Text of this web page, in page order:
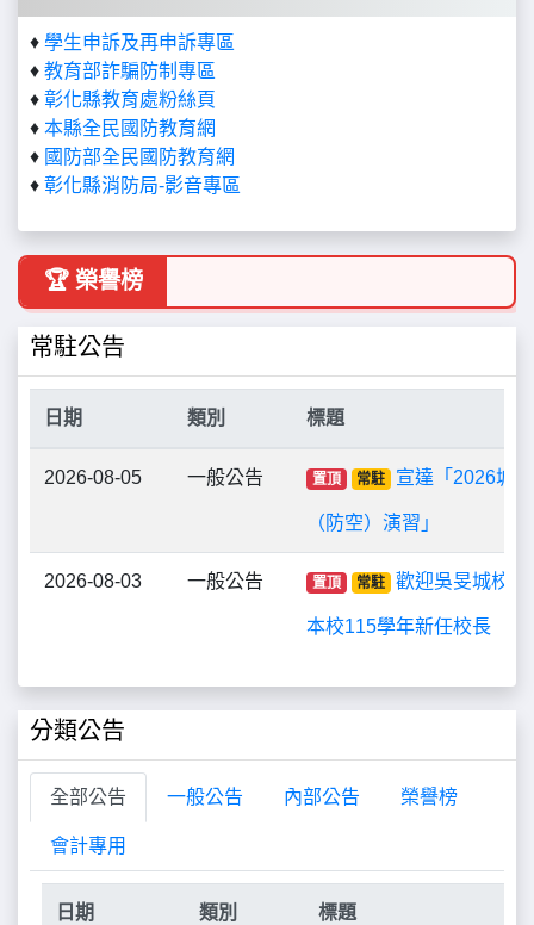
♦ 學生申訴及再申訴專區
♦ 教育部詐騙防制專區
♦ 彰化縣教育處粉絲頁
♦ 本縣全民國防教育網
♦ 國防部全民國防教育網
♦ 彰化縣消防局-影音專區
🏆 榮譽榜
常駐公告
日期 類別 標題
2026-08-05 一般公告 置頂 常駐 宣達「2026城
（防空）演習」
2026-08-03 一般公告 置頂 常駐 歡迎吳旻城校長
本校115學年新任校長
分類公告
全部公告 一般公告 內部公告 榮譽榜
會計專用
日期 類別 標題